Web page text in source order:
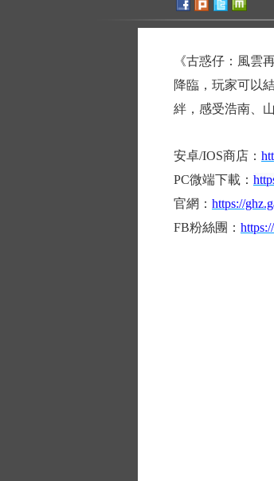
《古惑仔：風雲
降臨，玩家可以
絆，感受浩南、
安卓/IOS商店：
PC微端下載：
官網： https://
FB粉絲團：